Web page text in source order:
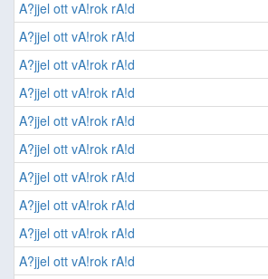
A?jjel ott vA!rok rA!d
A?jjel ott vA!rok rA!d
A?jjel ott vA!rok rA!d
A?jjel ott vA!rok rA!d
A?jjel ott vA!rok rA!d
A?jjel ott vA!rok rA!d
A?jjel ott vA!rok rA!d
A?jjel ott vA!rok rA!d
A?jjel ott vA!rok rA!d
A?jjel ott vA!rok rA!d